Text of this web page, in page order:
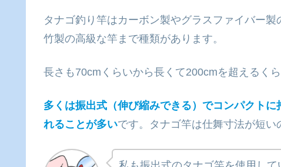
タナゴ釣り竿はカーボン製やグラスファイバー
竹製の高級な竿まで種類があります。
長さも70cmくらいから長くて200cmを超えるく
多くは振出式（伸び縮みできる）でコンパクト
れることが多いです。タナゴ竿は仕舞寸法が短い